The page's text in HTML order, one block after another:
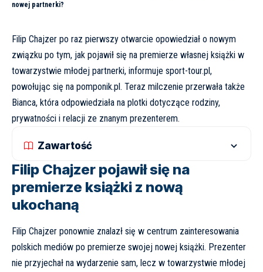
nowej partnerki?
Filip Chajzer po raz pierwszy otwarcie opowiedział o nowym
związku po tym, jak pojawił się na premierze własnej książki w
towarzystwie młodej partnerki, informuje sport-tour.pl ,
powołując się na pomponik.pl . Teraz milczenie przerwała także
Bianca, która odpowiedziała na plotki dotyczące rodziny,
prywatności i relacji ze znanym prezenterem.
Zawartość
Filip Chajzer pojawił się na
premierze książki z nową
ukochaną
Filip Chajzer ponownie znalazł się w centrum zainteresowania
polskich mediów po premierze swojej nowej książki. Prezenter
nie przyjechał na wydarzenie sam, lecz w towarzystwie młodej